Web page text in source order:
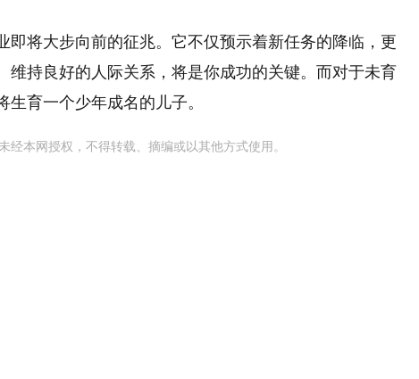
即将大步向前的征兆。它不仅预示着新任务的降临，更
维持良好的人际关系，将是你成功的关键。而对于未育
育一个少年成名的儿子。
经本网授权，不得转载、摘编或以其他方式使用。